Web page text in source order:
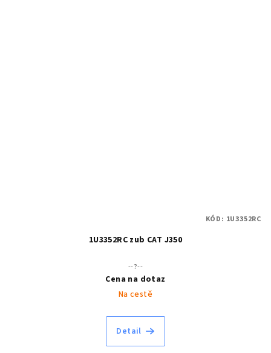
1U3352RC zub CAT J350
--?--
Cena na dotaz
Na cestě
Detail
KÓD: 1U3352RC